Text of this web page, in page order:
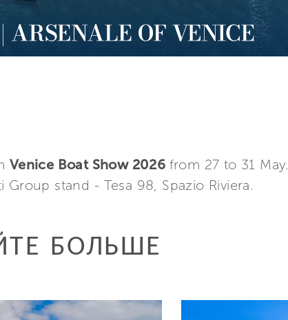
Venice Boat Show 2026 from 27 to 31 May.
stand ­- Tesa 98, Spazio Riviera.
БОЛЬШЕ